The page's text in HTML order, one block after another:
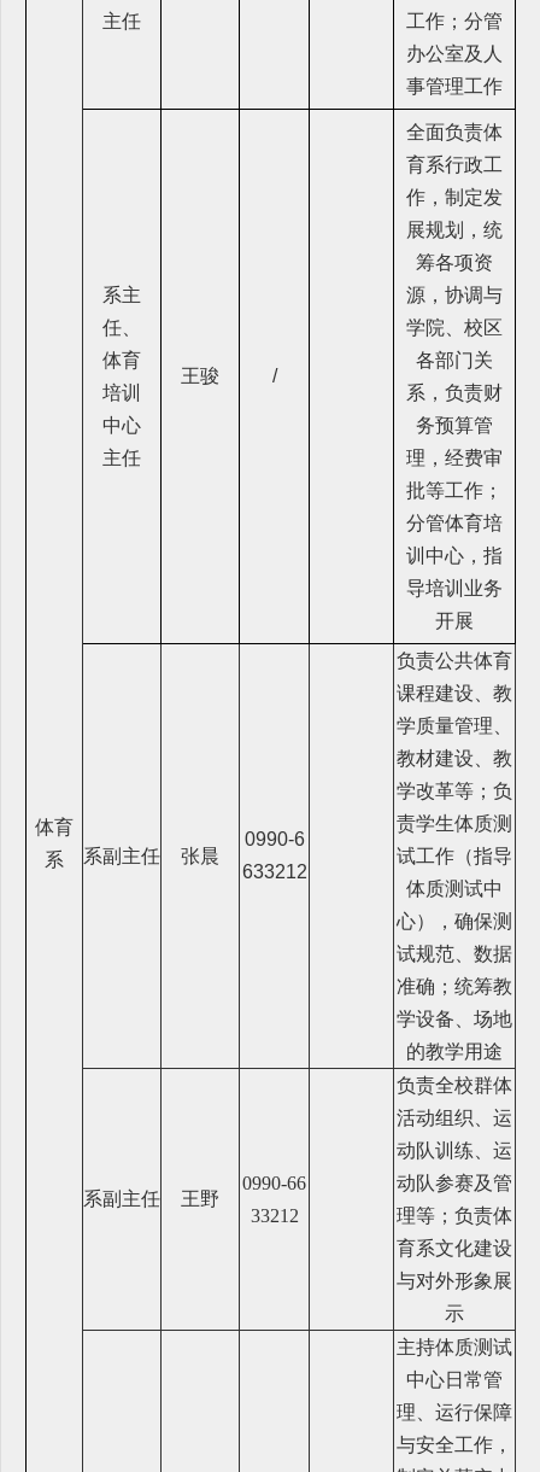
体育
系
主任
工作；分管
办公室及人
事管理工作
系主
任、
体育
培训
中心
主任
王骏 /
全面负责体
育系行政工
作，制定发
展规划，统
筹各项资
源，协调与
学院、校区
各部门关
系，负责财
务预算管
理，经费审
批等工作；
分管体育培
训中心，指
导培训业务
开展
系副主任 张晨
0990-6
633212
负责公共体育
课程建设、教
学质量管理、
教材建设、教
学改革等；负
责学生体质测
试工作（指导
体质测试中
心），确保测
试规范、数据
准确；统筹教
学设备、场地
的教学用途
系副主任 王野
0990-66
33212
负责全校群体
活动组织、运
动队训练、运
动队参赛及管
理等；负责体
育系文化建设
与对外形象展
示
主持体质测试
中心日常管
理、运行保障
与安全工作，